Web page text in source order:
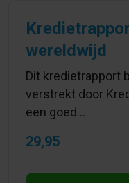
wereldwijd
Dit kredietrapport
verstrekt door
een goed...
29,95